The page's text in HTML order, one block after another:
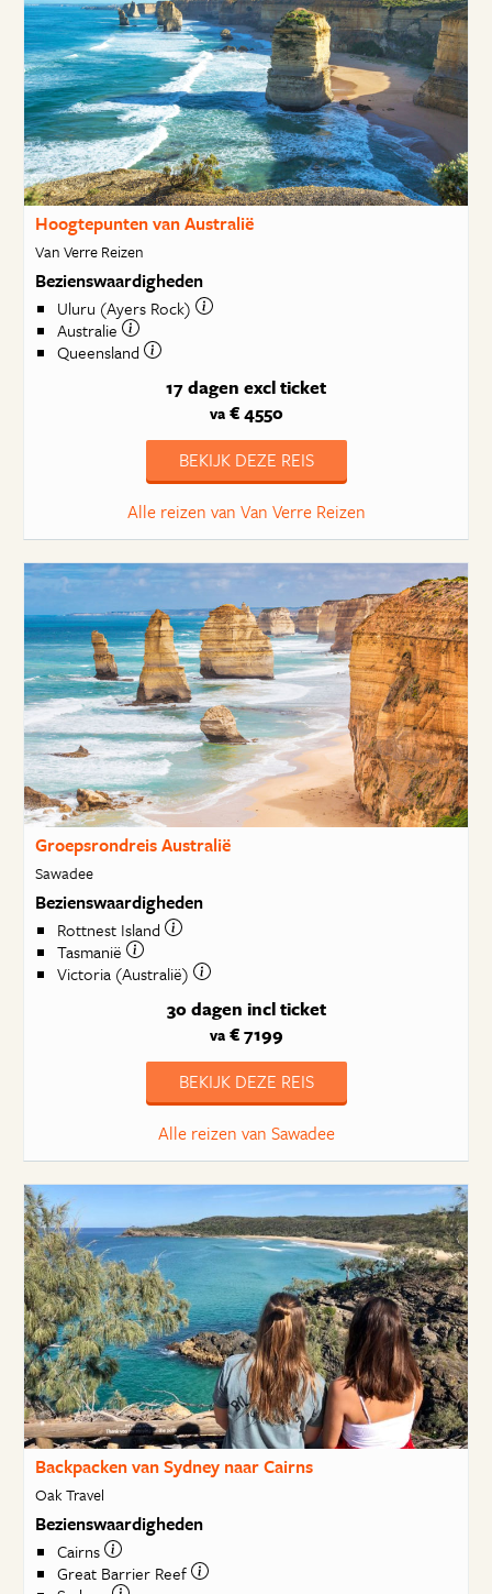
Hoogtepunten van Australië
Van Verre Reizen
Bezienswaardigheden
Uluru (Ayers Rock)
Australie
Queensland
17 dagen excl ticket
va€ 4550
BEKIJK DEZE REIS
Alle reizen van Van Verre Reizen
Groepsrondreis Australië
Sawadee
Bezienswaardigheden
Rottnest Island
Tasmanië
Victoria (Australië)
30 dagen incl ticket
va€ 7199
BEKIJK DEZE REIS
Alle reizen van Sawadee
Backpacken van Sydney naar Cairns
Oak Travel
Bezienswaardigheden
Cairns
Great Barrier Reef